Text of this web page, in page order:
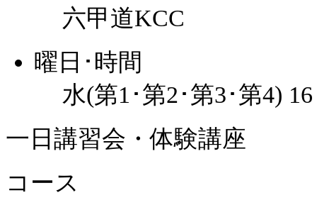
六甲道KCC
曜日･時間
水(第1･第2･第3･第4)
一日講習会・体験講座
コース